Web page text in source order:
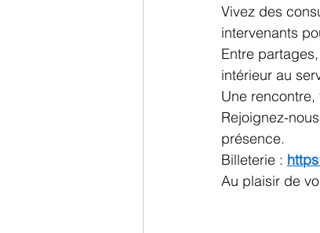
Vivez des
intervenants
Entre
intérieur au
Une
Rejoignez-
présence.
Billeterie :
Au plaisir de